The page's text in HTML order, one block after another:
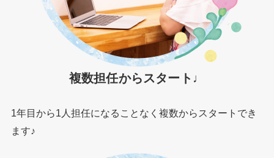
複数担任からスタート♩
1年目から1人担任になることなく複数からスタートでき
ます♪